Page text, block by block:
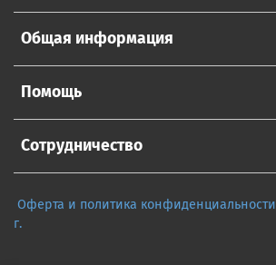
Общая информация
Помощь
Сотрудничество
Оферта и политика конфиденциальности
г.